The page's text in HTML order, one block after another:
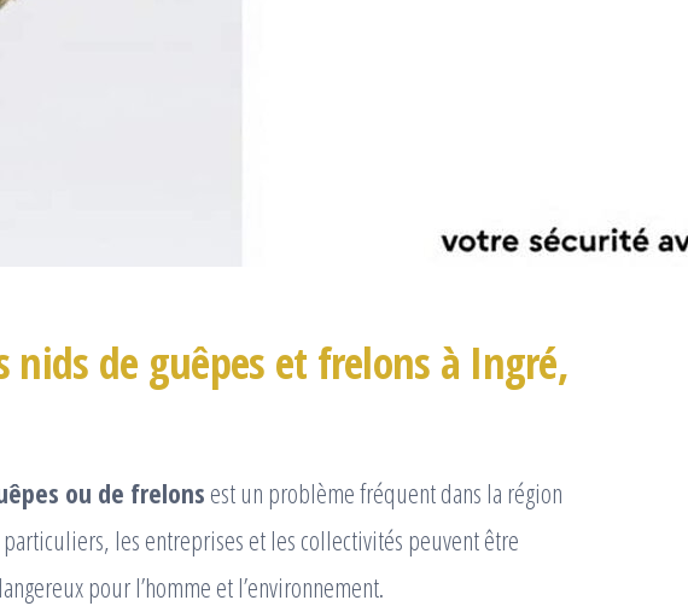
nids de guêpes et frelons à Ingré,
ou de frelonsest un problème fréquent dans la région
particuliers, les entreprises et les collectivités peuvent être
pour l’homme et l’environnement.